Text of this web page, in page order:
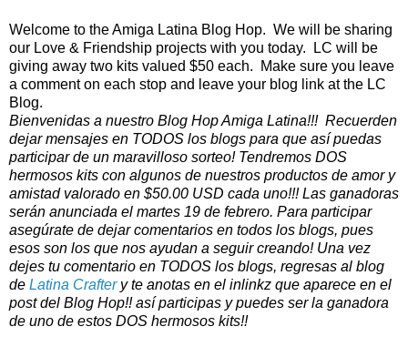
Welcome to the Amiga Latina Blog Hop. We will be sharing
our Love & Friendship projects with you today. LC will be
giving away two kits valued $50 each. Make sure you leave
a comment on each stop and leave your blog link at the LC
Blog.
Bienvenidas a nuestro Blog Hop Amiga Latina!!! Recuerden
dejar mensajes en TODOS los blogs para que así puedas
participar de un maravilloso sorteo! Tendremos DOS
hermosos kits con algunos de nuestros productos de amor y
amistad valorado en $50.00 USD cada uno!!! Las ganadoras
serán anunciada el martes 19 de febrero. Para participar
asegúrate de dejar comentarios en todos los blogs, pues
esos son los que nos ayudan a seguir creando! Una vez
dejes tu comentario en TODOS los blogs, regresas al blog
de Latina Crafter y te anotas en el inlinkz que aparece en el
post del Blog Hop!! así participas y puedes ser la ganadora
de uno de estos DOS hermosos kits!!